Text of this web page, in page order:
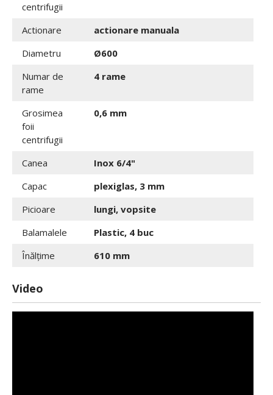
centrifugii
Actionare
actionare manuala
Diametru
Ø600
Numar de
rame
4 rame
Grosimea
foii
centrifugii
0,6 mm
Canea
Inox 6/4"
Capac
plexiglas, 3 mm
Picioare
lungi, vopsite
Balamalele
Plastic, 4 buc
Înălțime
610 mm
Video